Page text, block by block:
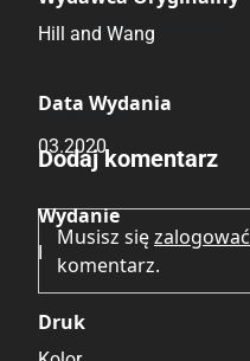
Hill and Wang
Data Wydania
03.2020
Wydanie
Druk
Brak głosów
Brak opinii.
Dodaj komentarz
Musisz sięzalogować
komentarz.